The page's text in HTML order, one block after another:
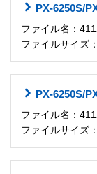
PX-6250S/
ファイル名：
ファイルサイズ
PX-6250S/
ファイル名：
ファイルサイズ